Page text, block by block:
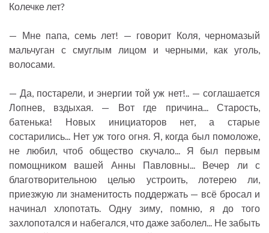
Колечке лет?
— Мне папа, семь лет! — говорит Коля, черномазый
мальчуган с смуглым лицом и черными, как уголь,
волосами.
— Да, постарели, и энергии той уж нет!.. — соглашается
Лопнев, вздыхая. — Вот где причина... Старость,
батенька! Новых инициаторов нет, а старые
состарились... Нет уж того огня. Я, когда был помоложе,
не любил, чтоб общество скучало... Я был первым
помощником вашей Анны Павловны... Вечер ли с
благотворительною целью устроить, лотерею ли,
приезжую ли знаменитость поддержать — всё бросал и
начинал хлопотать. Одну зиму, помню, я до того
захлопотался и набегался, что даже заболел... Не забыть